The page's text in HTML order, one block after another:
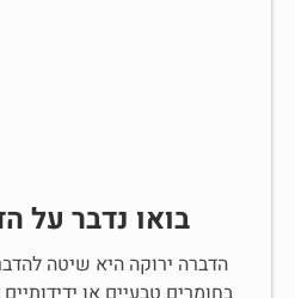
בואו נדבר על
הדברה ירוקה היא שיטה